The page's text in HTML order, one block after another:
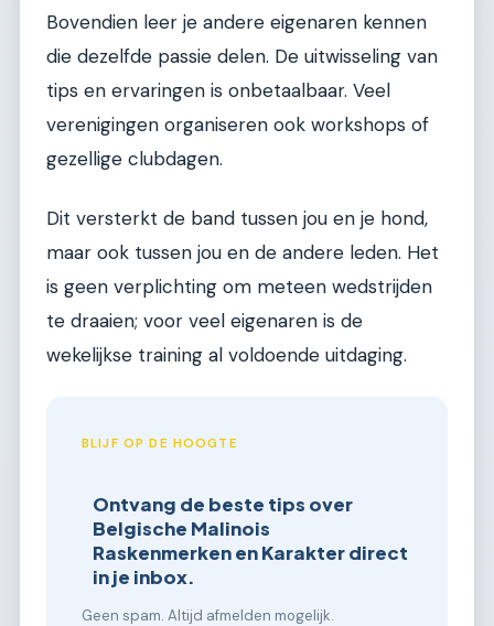
Bovendien leer je andere eigenaren kennen
die dezelfde passie delen. De uitwisseling van
tips en ervaringen is onbetaalbaar. Veel
verenigingen organiseren ook workshops of
gezellige clubdagen.
Dit versterkt de band tussen jou en je hond,
maar ook tussen jou en de andere leden. Het
is geen verplichting om meteen wedstrijden
te draaien; voor veel eigenaren is de
wekelijkse training al voldoende uitdaging.
BLIJF OP DE HOOGTE
Ontvang de beste tips over
Belgische Malinois
Raskenmerken en Karakter direct
in je inbox.
Geen spam. Altijd afmelden mogelijk.